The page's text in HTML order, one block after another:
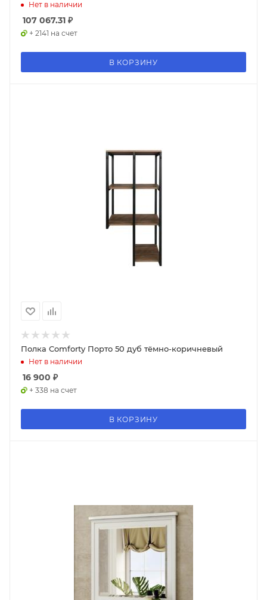
Нет в наличии
107 067.31 ₽
+ 2141 на счет
В КОРЗИНУ
Полка Comforty Порто 50 дуб тёмно-коричневый
Нет в наличии
16 900 ₽
+ 338 на счет
В КОРЗИНУ